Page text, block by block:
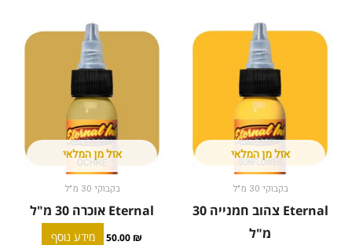
אזל מן המלאי
בקבוקי 30 מ"ל
Eternal צהוב חמנייה 30
מ"ל
אזל מן המלאי
בקבוקי 30 מ"ל
Eternal אוכרה 30 מ"ל
50.00 ₪ מידע נוסף